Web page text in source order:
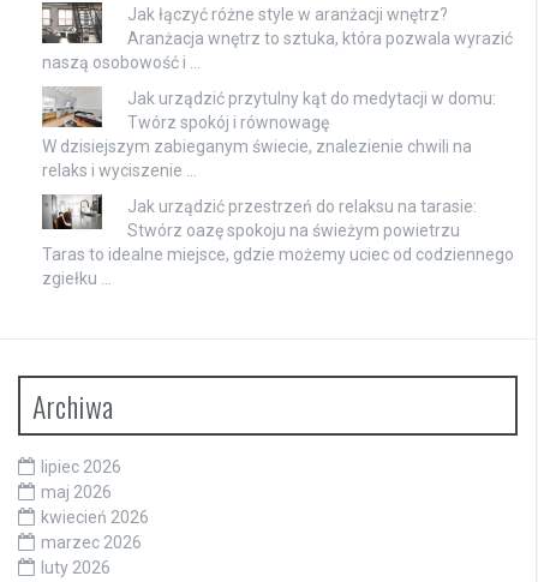
Jak łączyć różne style w aranżacji wnętrz?
Aranżacja wnętrz to sztuka, która pozwala wyrazić
naszą osobowość i …
Jak urządzić przytulny kąt do medytacji w domu:
Twórz spokój i równowagę
W dzisiejszym zabieganym świecie, znalezienie chwili na
relaks i wyciszenie …
Jak urządzić przestrzeń do relaksu na tarasie:
Stwórz oazę spokoju na świeżym powietrzu
Taras to idealne miejsce, gdzie możemy uciec od codziennego
zgiełku …
Archiwa
lipiec 2026
maj 2026
kwiecień 2026
marzec 2026
luty 2026